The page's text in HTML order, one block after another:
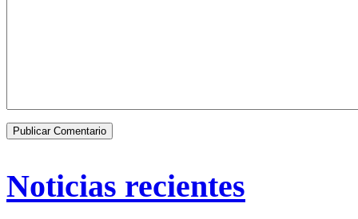
Noticias recientes